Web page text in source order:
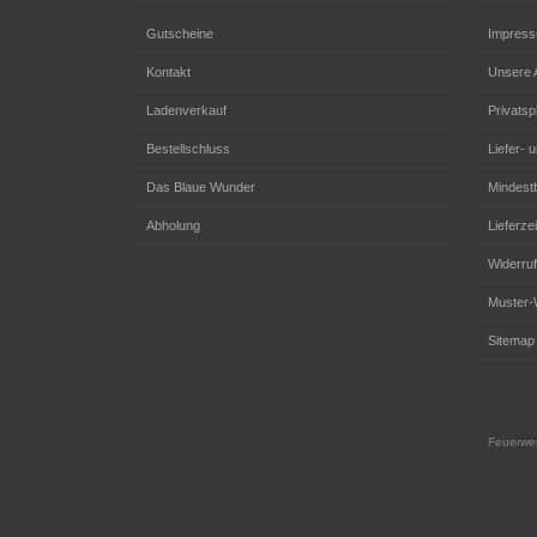
Gutscheine
Kontakt
Ladenverkauf
Bestellschluss
Das Blaue Wunder
Abholung
Unsere
Liefer-
Muster-
Sitemap